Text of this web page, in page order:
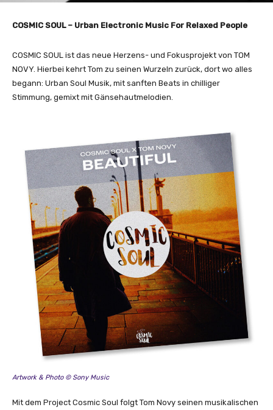
COSMIC SOUL – Urban Electronic Music For Relaxed People
COSMIC SOUL ist das neue Herzens- und Fokusprojekt von TOM
NOVY. Hierbei kehrt Tom zu seinen Wurzeln zurück, dort wo alles
begann: Urban Soul Musik, mit sanften Beats in chilliger
Stimmung, gemixt mit Gänsehautmelodien.
Artwork & Photo © Sony Music
Mit dem Project Cosmic Soul folgt Tom Novy seinen musikalischen